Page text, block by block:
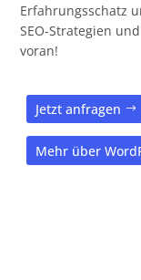
Erfahrungsschatz
SEO-Strategien
voran!
Jetzt anfragen
Mehr über